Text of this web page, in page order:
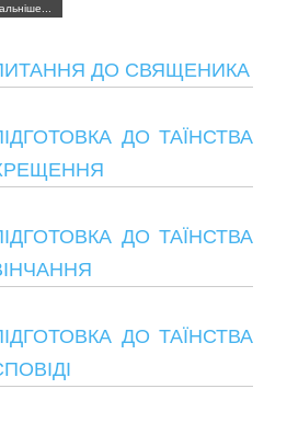
ДО СВЯЩЕНИКА
ДО ТАЇНСТВА
ДО ТАЇНСТВА
ДО ТАЇНСТВА